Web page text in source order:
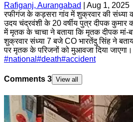
Rafiganj, Aurangabad
Aug 1, 2025
रफीगंज के कड़सरा गांव में शुक्रवार की संध्या
उदय चंद्रवंशी के 20 वर्षीय पुत्र दीपक कुमार
में मृतक के चाचा ने बताया कि मृतक दीपक मां-
शुक्रवार संध्या 7 बजे CO भारतेंदु सिंह ने
पर मृतक के परिजनों को मुआवजा दिया जाएगा।
#national #death#accident
Comments 3 View all